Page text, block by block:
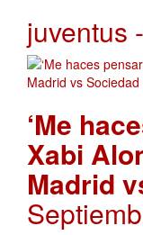
juventus
‘Me
Xabi
Madrid